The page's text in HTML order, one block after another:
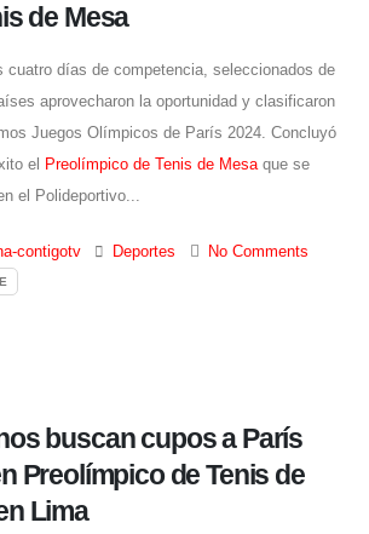
de Mesa
cuatro días de competencia, seleccionados de
aprovecharon la oportunidad y clasificaron
Juegos Olímpicos de París 2024. Concluyó
el Preolímpico de Tenis de Mesaque se
el Polideportivo...
contigotv Deportes No Comments
buscan cupos a París
Preolímpico de Tenis de
Lima